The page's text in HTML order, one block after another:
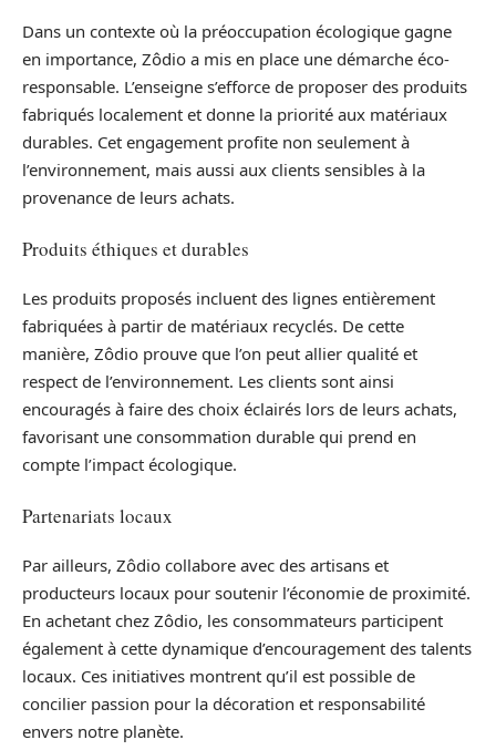
Dans un contexte où la préoccupation écologique gagne
en importance, Zôdio a mis en place une démarche éco-
responsable. L’enseigne s’efforce de proposer des produits
fabriqués localement et donne la priorité aux matériaux
durables. Cet engagement profite non seulement à
l’environnement, mais aussi aux clients sensibles à la
provenance de leurs achats.
Produits éthiques et durables
Les produits proposés incluent des lignes entièrement
fabriquées à partir de matériaux recyclés. De cette
manière, Zôdio prouve que l’on peut allier qualité et
respect de l’environnement. Les clients sont ainsi
encouragés à faire des choix éclairés lors de leurs achats,
favorisant une consommation durable qui prend en
compte l’impact écologique.
Partenariats locaux
Par ailleurs, Zôdio collabore avec des artisans et
producteurs locaux pour soutenir l’économie de proximité.
En achetant chez Zôdio, les consommateurs participent
également à cette dynamique d’encouragement des talents
locaux. Ces initiatives montrent qu’il est possible de
concilier passion pour la décoration et responsabilité
envers notre planète.